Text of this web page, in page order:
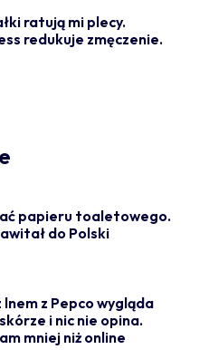
ratują mi plecy.
redukuje zmęczenie.
papieru toaletowego.
do Polski
z Pepco wygląda
i nic nie opina.
mniej niż online